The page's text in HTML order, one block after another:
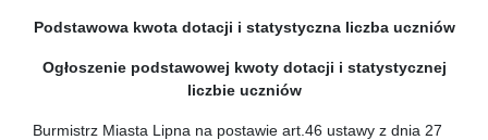
Podstawowa kwota dotacji i statystyczna liczba uczniów
Ogłoszenie podstawowej kwoty dotacji i statystycznej
liczbie uczniów
Burmistrz Miasta Lipna na postawie art.46 ustawy z dnia 27